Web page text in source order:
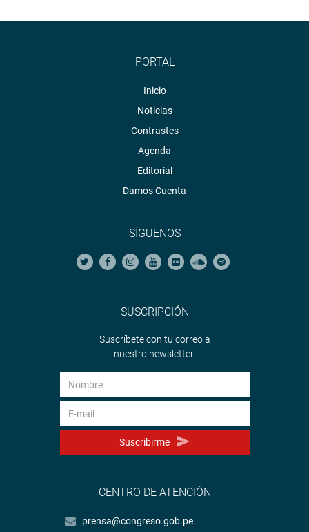
PORTAL
Inicio
Noticias
Contrastes
Agenda
Editorial
Damos Cuenta
SÍGUENOS
SUSCRIPCIÓN
Suscríbete con tu correo a
nuestro newsletter.
Suscribirme
CENTRO DE ATENCIÓN
prensa@congreso.gob.pe